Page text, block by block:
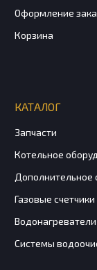
Оформление
Корзина
КАТАЛОГ
Запчасти
Котельное
Дополнительное
Газовые счетчики
Водонагреватели
Системы